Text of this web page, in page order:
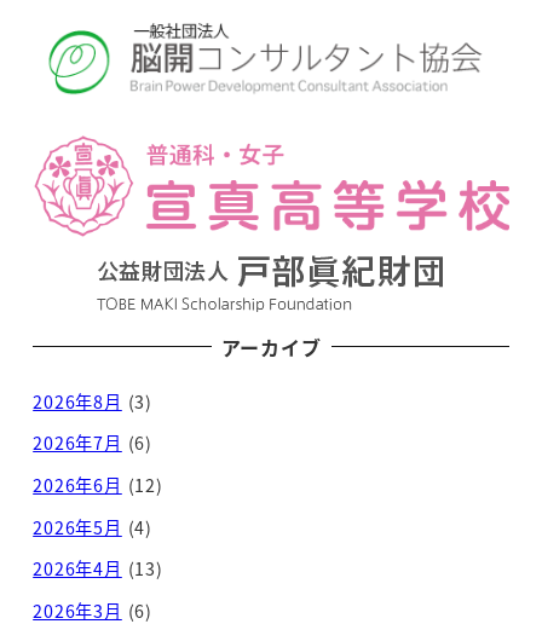
アーカイブ
2026年8月 (3)
2026年7月 (6)
2026年6月 (12)
2026年5月 (4)
2026年4月 (13)
2026年3月 (6)